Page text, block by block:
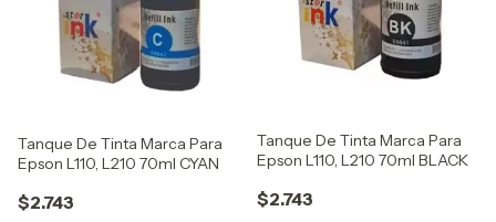
Tanque De Tinta Marca Para
Epson L110, L210 70ml CYAN
$2.743
Tanque De Tinta Marca Para
Epson L110, L210 70ml BLACK
$2.743